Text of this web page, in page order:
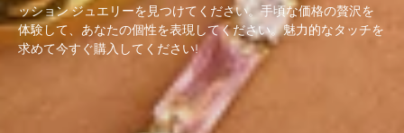
ッション ジュエリーを見つけてください。手頃な価格の贅沢を
体験して、あなたの個性を表現してください。魅力的なタッチを
求めて今すぐ購入してください!